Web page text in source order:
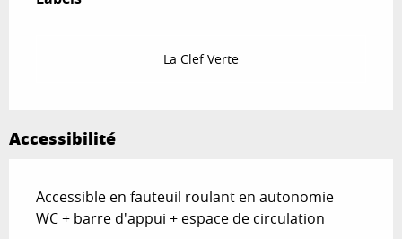
La Clef Verte
Accessibilité
Accessible en fauteuil roulant en autonomie
WC + barre d'appui + espace de circulation